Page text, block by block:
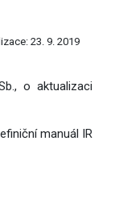
23. 9. 2019
o aktualizaci
manuál IR